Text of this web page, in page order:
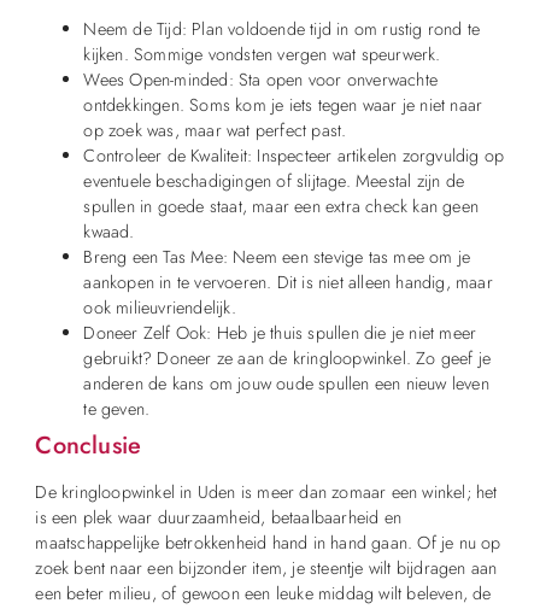
Neem de Tijd: Plan voldoende tijd in om rustig rond te
kijken. Sommige vondsten vergen wat speurwerk.
Wees Open-minded: Sta open voor onverwachte
ontdekkingen. Soms kom je iets tegen waar je niet naar
op zoek was, maar wat perfect past.
Controleer de Kwaliteit: Inspecteer artikelen zorgvuldig op
eventuele beschadigingen of slijtage. Meestal zijn de
spullen in goede staat, maar een extra check kan geen
kwaad.
Breng een Tas Mee: Neem een stevige tas mee om je
aankopen in te vervoeren. Dit is niet alleen handig, maar
ook milieuvriendelijk.
Doneer Zelf Ook: Heb je thuis spullen die je niet meer
gebruikt? Doneer ze aan de kringloopwinkel. Zo geef je
anderen de kans om jouw oude spullen een nieuw leven
te geven.
Conclusie
De kringloopwinkel in Uden is meer dan zomaar een winkel; het
is een plek waar duurzaamheid, betaalbaarheid en
maatschappelijke betrokkenheid hand in hand gaan. Of je nu op
zoek bent naar een bijzonder item, je steentje wilt bijdragen aan
een beter milieu, of gewoon een leuke middag wilt beleven, de